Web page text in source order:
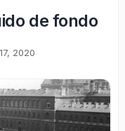
de fondo
2020